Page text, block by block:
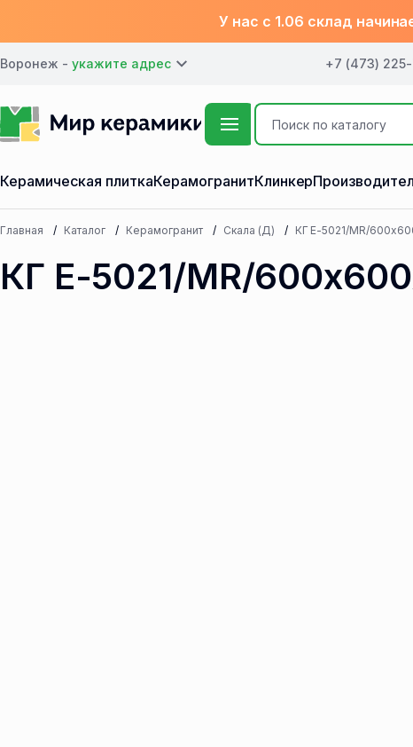
У нас с 1.06 склад
Воронеж - +7 (473)
Керамическая плиткаКерамогранитКлинкер
Главная Каталог Керамогранит Скала (Д) КГ E-5021/MR/
КГ E-5021/MR/